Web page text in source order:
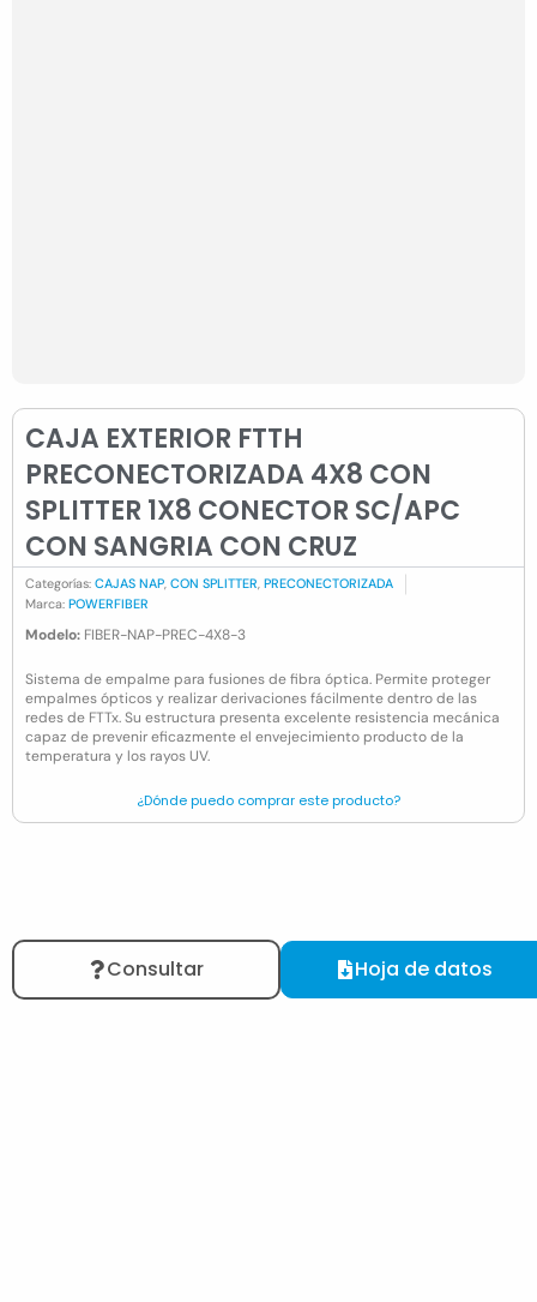
CAJA EXTERIOR FTTH
PRECONECTORIZADA 4X8 CON
SPLITTER 1X8 CONECTOR SC/APC
CON SANGRIA CON CRUZ
Categorías: CAJAS NAP, CON SPLITTER, PRECONECTORIZADA
Marca: POWERFIBER
Modelo: FIBER-NAP-PREC-4X8-3
Sistema de empalme para fusiones de fibra óptica. Permite proteger
empalmes ópticos y realizar derivaciones fácilmente dentro de las
redes de FTTx. Su estructura presenta excelente resistencia mecánica
capaz de prevenir eficazmente el envejecimiento producto de la
temperatura y los rayos UV.
¿Dónde puedo comprar este producto?
Consultar Hoja de datos